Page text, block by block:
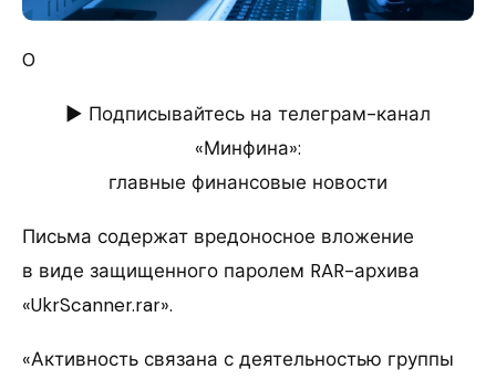
0
► Подписывайтесь на телеграм-канал
«Минфина»:
главные финансовые новости
Письма содержат вредоносное вложение
в виде защищенного паролем RAR-архива
«UkrScanner.rar».
«Активность связана с деятельностью группы